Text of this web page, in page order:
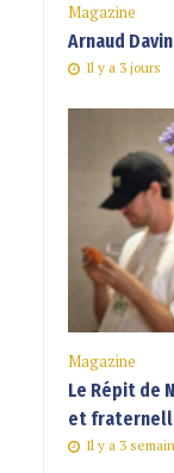
Magazine
Arnaud
Il y a 3 jours
Magazine
Le Répit de
et
Il y a 3